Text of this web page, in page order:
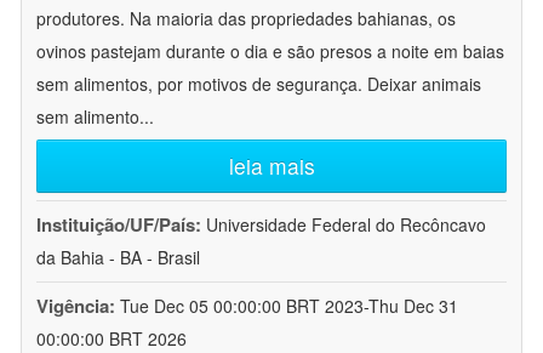
produtores. Na maioria das propriedades bahianas, os
ovinos pastejam durante o dia e são presos a noite em baias
sem alimentos, por motivos de segurança. Deixar animais
sem alimento...
leia mais
Instituição/UF/País: Universidade Federal do Recôncavo
da Bahia - BA - Brasil
Vigência: Tue Dec 05 00:00:00 BRT 2023-Thu Dec 31
00:00:00 BRT 2026